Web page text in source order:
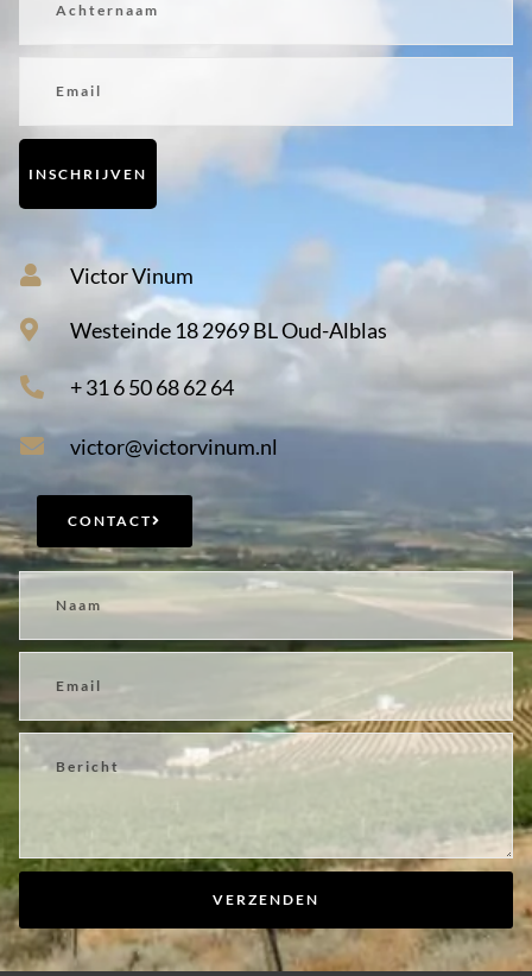
INSCHRIJVEN
Victor Vinum
Westeinde 18 2969 BL Oud-Alblas
+ 31 6 50 68 62 64
victor@victorvinum.nl
CONTACT
VERZENDEN